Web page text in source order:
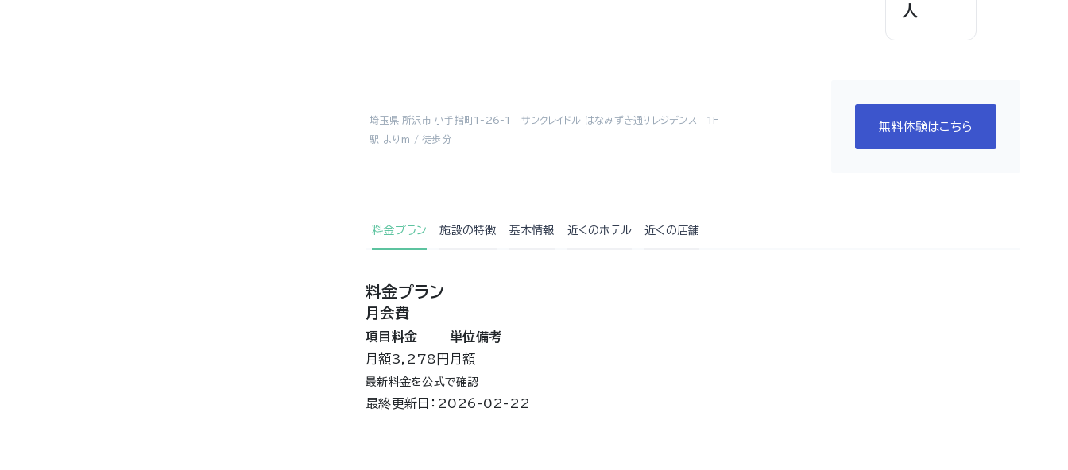
人
埼玉県 所沢市 小手指町1-26-1 サンクレイドル はなみずき通りレジデンス 1F
駅 よりm / 徒歩分
無料体験はこちら
料金プラン 施設の特徴 基本情報 近くのホテル 近くの店舗
料金プラン
月会費
項目 料金 単位備考
月額3,278円 月額
最新料金を公式で確認
最終更新日：2026-02-22